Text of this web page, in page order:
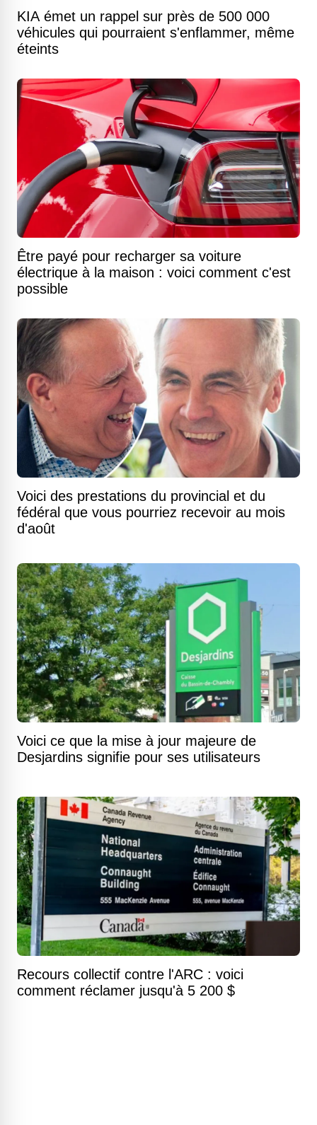
KIA émet un rappel sur près de 500 000
véhicules qui pourraient s'enflammer, même
éteints
Être payé pour recharger sa voiture
électrique à la maison : voici comment c'est
possible
Voici des prestations du provincial et du
fédéral que vous pourriez recevoir au mois
d'août
Voici ce que la mise à jour majeure de
Desjardins signifie pour ses utilisateurs
Recours collectif contre l'ARC : voici
comment réclamer jusqu'à 5 200 $